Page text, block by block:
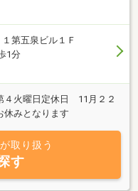
から、４ＬＤＫ以上の物
いＮｏ１の『アパマンシ
様のご来店をスタッフ一
第五泉ビル１Ｆ
1分
４火曜日定休日 11月２２
休みとなります
取り扱う
す